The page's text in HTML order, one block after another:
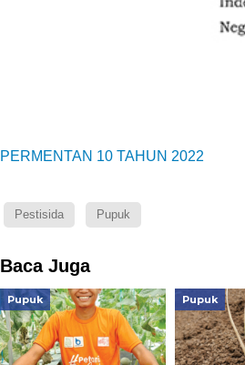
PERMENTAN 10 TAHUN 2022
Pestisida Pupuk
Baca Juga
Pupuk Pupuk